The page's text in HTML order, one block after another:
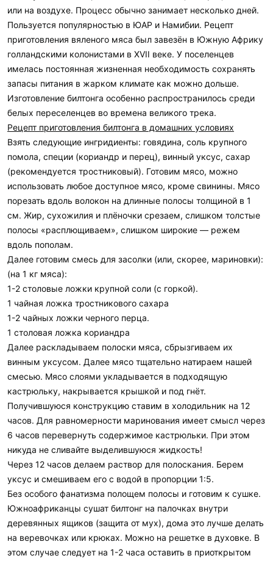
или на воздухе. Процесс обычно занимает несколько дней.
Пользуется популярностью в ЮАР и Намибии. Рецепт
приготовления вяленого мяса был завезён в Южную Африку
голландскими колонистами в XVII веке. У поселенцев
имелась постоянная жизненная необходимость сохранять
запасы питания в жарком климате как можно дольше.
Изготовление билтонга особенно распространилось среди
белых переселенцев во времена великого трека.
Рецепт приготовления билтонга в домашних условиях
Взять следующие ингридиенты: говядина, соль крупного
помола, специи (кориандр и перец), винный уксус, сахар
(рекомендуется тростниковый). Готовим мясо, можно
использовать любое доступное мясо, кроме свинины. Мясо
порезать вдоль волокон на длинные полосы толщиной в 1
см. Жир, сухожилия и плёночки срезаем, слишком толстые
полосы «расплющиваем», слишком широкие — режем
вдоль пополам.
Далее готовим смесь для засолки (или, скорее, мариновки):
(на 1 кг мяса):
1-2 столовые ложки крупной соли (с горкой).
1 чайная ложка тростникового сахара
1-2 чайных ложки черного перца.
1 столовая ложка кориандра
Далее раскладываем полоски мяса, сбрызгиваем их
винным уксусом. Далее мясо тщательно натираем нашей
смесью. Мясо слоями укладывается в подходящую
кастрюльку, накрывается крышкой и под гнёт.
Получившуюся конструкцию ставим в холодильник на 12
часов. Для равномерности маринования имеет смысл через
6 часов перевернуть содержимое кастрюльки. При этом
никуда не сливайте выделившуюся жидкость!
Через 12 часов делаем раствор для полоскания. Берем
уксус и смешиваем его с водой в пропорции 1:5.
Без особого фанатизма полощем полосы и готовим к сушке.
Южноафриканцы сушат билтонг на палочках внутри
деревянных ящиков (защита от мух), дома это лучше делать
на веревочках или крюках. Можно на решетке в духовке. В
этом случае следует на 1-2 часа оставить в приоткрытом